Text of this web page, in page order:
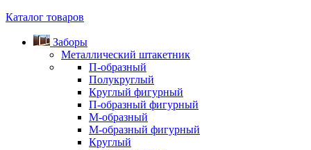
Каталог товаров
Заборы
Металлический штакетник
П-образный
Полукруглый
Круглый фигурный
П-образный фигурный
М-образный
M-образный фигурный
Круглый